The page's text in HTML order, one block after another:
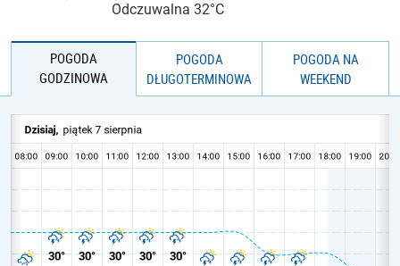
Odczuwalna 32°C
POGODA
GODZINOWA
POGODA
DŁUGOTERMINOWA
POGODA NA
WEEKEND